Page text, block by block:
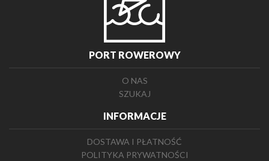
PORT ROWEROWY
O NAS
SZUKAJ
INFORMACJE
DOSTAWA I PŁATNOŚĆ
POLITYKA PRYWATNOŚCI